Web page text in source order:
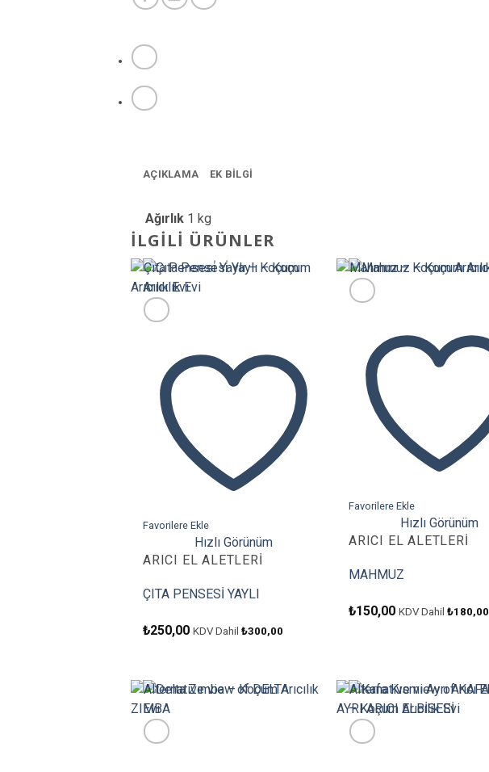
AÇIKLAMA EK BILGI
Ağırlık 1 kg
İLGILI ÜRÜNLER
Favorilere Ekle
Hızlı Görünüm
ARICI EL ALETLERI
ÇITA PENSESİ YAYLI
₺250,00 KDV Dahil ₺300,00
Favorilere Ekle
Hızlı Görünüm
ARICI EL ALETLERI
MAHMUZ
₺150,00 KDV Dahil ₺180,00